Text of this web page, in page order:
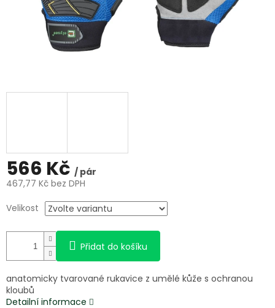
566 Kč / pár
467,77 Kč bez DPH
cena:
Velikost
Přidat do košíku
anatomicky tvarované rukavice z umělé kůže s ochranou
kloubů
Detailní informace